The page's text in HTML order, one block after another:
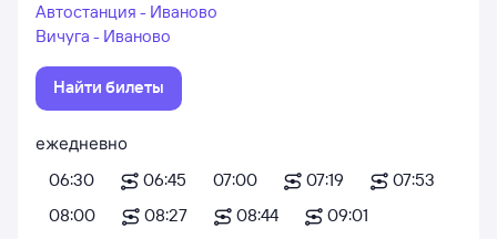
Автостанция - Иваново
Вичуга - Иваново
Найти билеты
ежедневно
06:30
06:45 07:00 07:19
07:53
08:00
08:27 08:44
09:01